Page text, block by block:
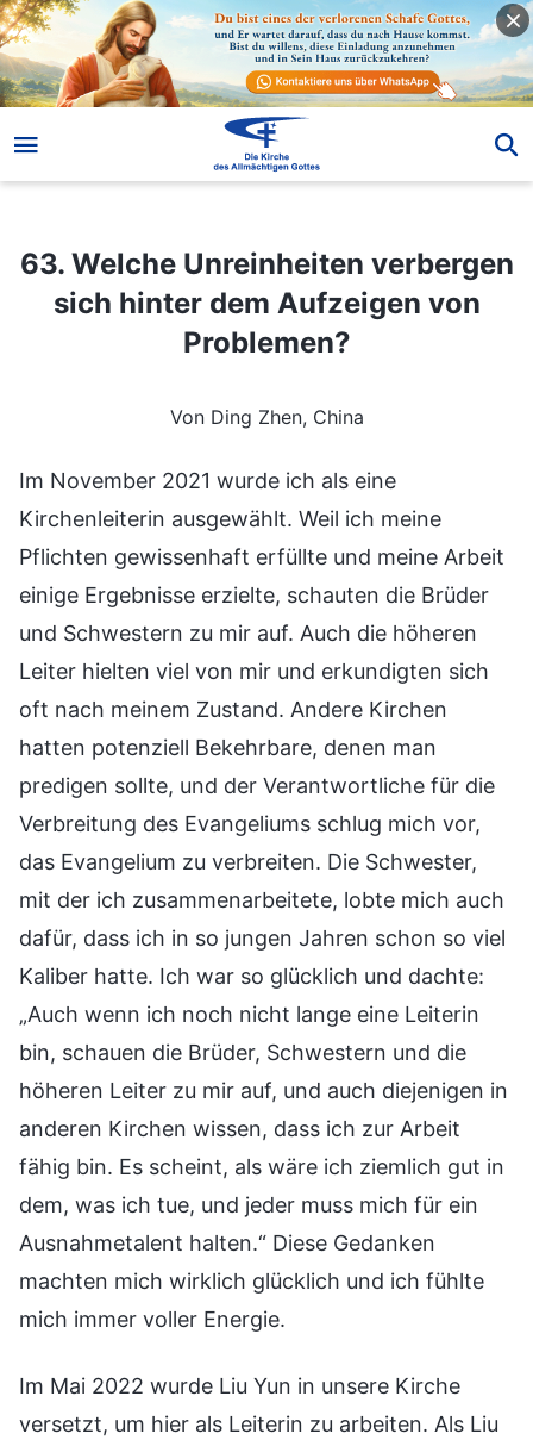
63. Welche Unreinheiten verbergen
sich hinter dem Aufzeigen von
Problemen?
Von Ding Zhen, China
Im November 2021 wurde ich als eine
Kirchenleiterin ausgewählt. Weil ich meine
Pflichten gewissenhaft erfüllte und meine Arbeit
einige Ergebnisse erzielte, schauten die Brüder
und Schwestern zu mir auf. Auch die höheren
Leiter hielten viel von mir und erkundigten sich
oft nach meinem Zustand. Andere Kirchen
hatten potenziell Bekehrbare, denen man
predigen sollte, und der Verantwortliche für die
Verbreitung des Evangeliums schlug mich vor,
das Evangelium zu verbreiten. Die Schwester,
mit der ich zusammenarbeitete, lobte mich auch
dafür, dass ich in so jungen Jahren schon so viel
Kaliber hatte. Ich war so glücklich und dachte:
„Auch wenn ich noch nicht lange eine Leiterin
bin, schauen die Brüder, Schwestern und die
höheren Leiter zu mir auf, und auch diejenigen in
anderen Kirchen wissen, dass ich zur Arbeit
fähig bin. Es scheint, als wäre ich ziemlich gut in
dem, was ich tue, und jeder muss mich für ein
Ausnahmetalent halten.“ Diese Gedanken
machten mich wirklich glücklich und ich fühlte
mich immer voller Energie.
Im Mai 2022 wurde Liu Yun in unsere Kirche
versetzt, um hier als Leiterin zu arbeiten. Als Liu